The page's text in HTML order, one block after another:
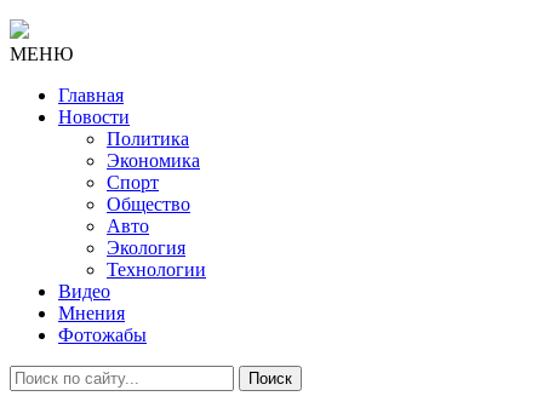
МЕНЮ
Главная
Новости
Политика
Экономика
Спорт
Общество
Авто
Экология
Технологии
Видео
Мнения
Фотожабы
Поиск